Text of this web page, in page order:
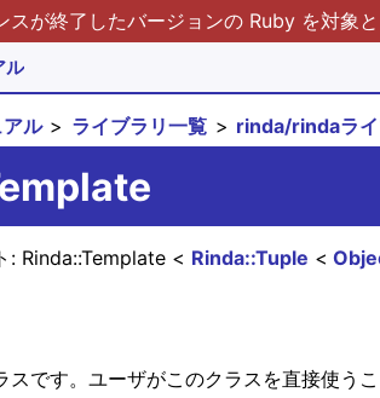
スが終了したバージョンの Ruby を対象
ル
ル ライブラリ一覧 rinda/rindaライ
: Rinda::Tuple
Rinda::Template
です。ユーザがこのクラスを直接使うこ